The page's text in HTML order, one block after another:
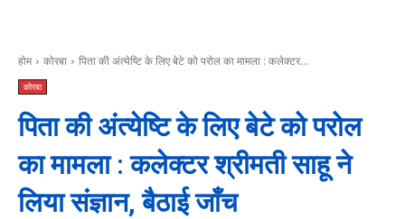
होम कोरबा पिता की अंत्येष्टि के लिए बेटे को परोल का मामला : कलेक्टर...
कोरबा
पिता की अंत्येष्टि के लिए बेटे को परोल
का मामला : कलेक्टर श्रीमती साहू ने
लिया संज्ञान, बैठाई जाँच